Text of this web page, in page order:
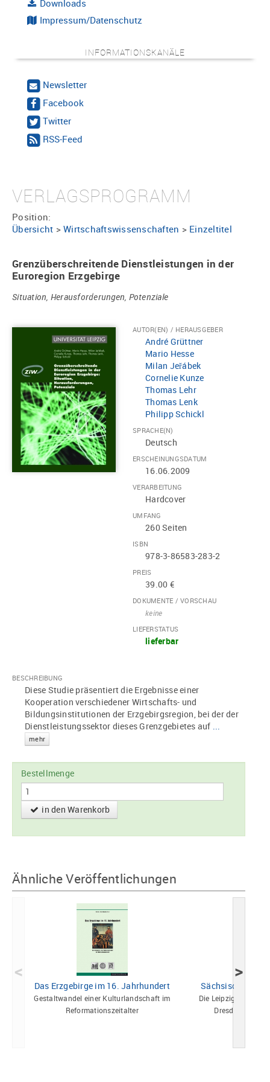
Downloads
Impressum/Datenschutz
INFORMATIONSKANÄLE
Newsletter
Facebook
Twitter
RSS-Feed
VERLAGSPROGRAMM
Position:
Übersicht > Wirtschaftswissenschaften > Einzeltitel
Grenzüberschreitende Dienstleistungen in der
Euroregion Erzgebirge
Situation, Herausforderungen, Potenziale
AUTOR(EN) / HERAUSGEBER
André Grüttner
Mario Hesse
Milan Jeřábek
Cornelie Kunze
Thomas Lehr
Thomas Lenk
Philipp Schickl
SPRACHE(N)
Deutsch
ERSCHEINUNGSDATUM
16.06.2009
VERARBEITUNG
Hardcover
UMFANG
260 Seiten
ISBN
978-3-86583-283-2
PREIS
39.00 €
DOKUMENTE / VORSCHAU
keine
LIEFERSTATUS
lieferbar
BESCHREIBUNG
Diese Studie präsentiert die Ergebnisse einer
Kooperation verschiedener Wirtschafts- und
Bildungsinstitutionen der Erzgebirgsregion, bei der der
Dienstleistungssektor dieses Grenzgebietes auf ...
mehr
Bestellmenge
in den Warenkorb
Ähnliche Veröffentlichungen
Das Erzgebirge im 16. Jahrhundert
Gestaltwandel einer Kulturlandschaft im
Reformationszeitalter
Sächsische
Die Leipziger
Dresdner
< >